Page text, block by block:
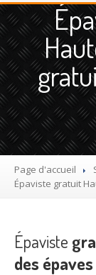
ENLÈVEMENT
Quoi?
Scooter
Camion
Utilitaire
Page d'accueil
Épaviste gratuit
Épaviste
des